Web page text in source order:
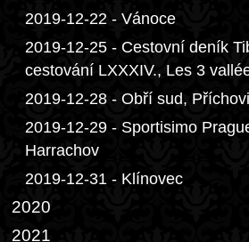
2019-12-22 - Vánoce
2019-12-25 - Cestovní deník
cestování LXXXIV., Les 3
2019-12-28 - Obří sud,
2019-12-29 - Sportisimo
Harrachov
2019-12-31 - Klínovec
2020
2021